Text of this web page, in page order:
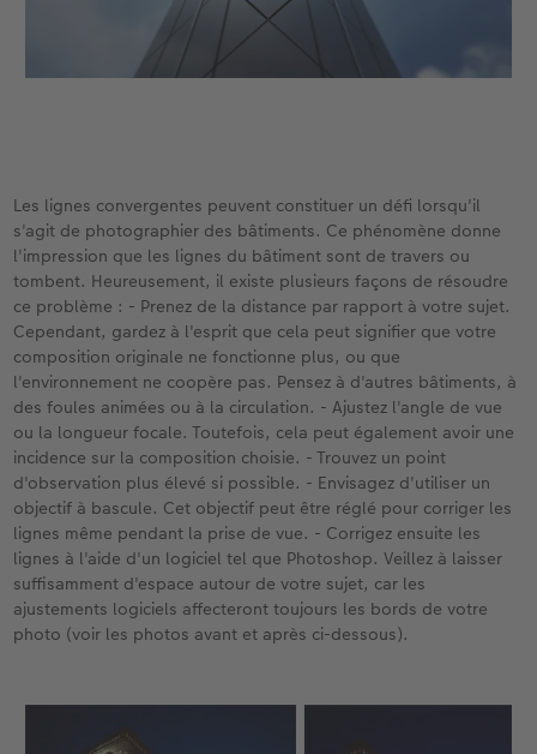
Les lignes convergentes peuvent constituer un défi lorsqu'il
s'agit de photographier des bâtiments. Ce phénomène donne
l'impression que les lignes du bâtiment sont de travers ou
tombent. Heureusement, il existe plusieurs façons de résoudre
ce problème : - Prenez de la distance par rapport à votre sujet.
Cependant, gardez à l'esprit que cela peut signifier que votre
composition originale ne fonctionne plus, ou que
l'environnement ne coopère pas. Pensez à d'autres bâtiments, à
des foules animées ou à la circulation. - Ajustez l'angle de vue
ou la longueur focale. Toutefois, cela peut également avoir une
incidence sur la composition choisie. - Trouvez un point
d'observation plus élevé si possible. - Envisagez d'utiliser un
objectif à bascule. Cet objectif peut être réglé pour corriger les
lignes même pendant la prise de vue. - Corrigez ensuite les
lignes à l'aide d'un logiciel tel que Photoshop. Veillez à laisser
suffisamment d'espace autour de votre sujet, car les
ajustements logiciels affecteront toujours les bords de votre
photo (voir les photos avant et après ci-dessous).